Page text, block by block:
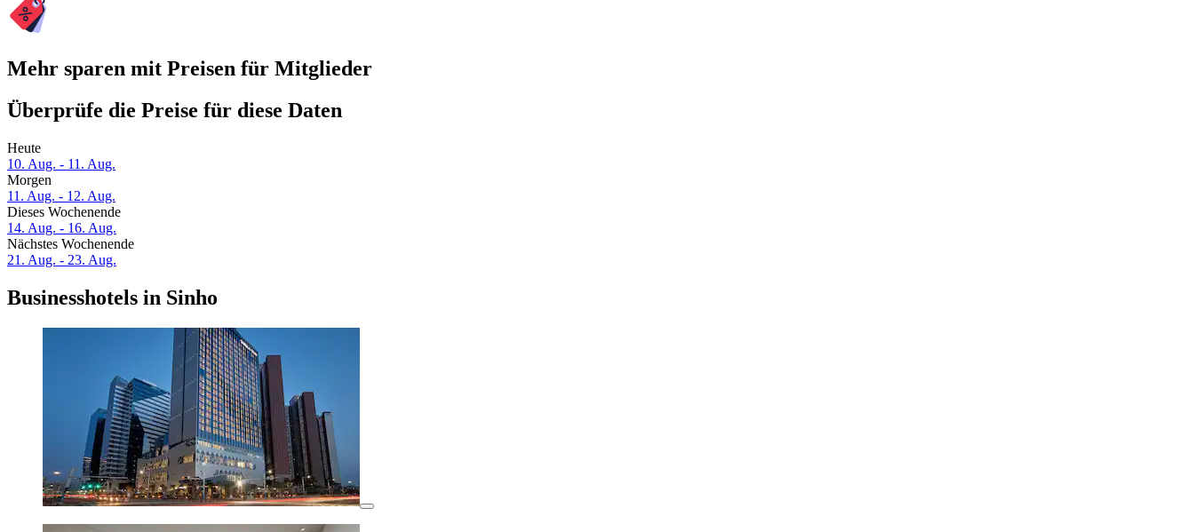
Mehr sparen mit Preisen für Mitglieder
Überprüfe die Preise für diese Daten
Heute
10. Aug. - 11. Aug.
Morgen
11. Aug. - 12. Aug.
Dieses Wochenende
14. Aug. - 16. Aug.
Nächstes Wochenende
21. Aug. - 23. Aug.
Businesshotels in Sinho